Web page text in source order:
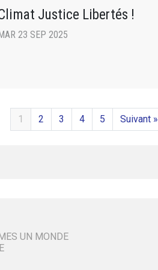
Justice Libertés !
23 SEP 2025
1 2 3 4 5 Suivant »
UN MONDE